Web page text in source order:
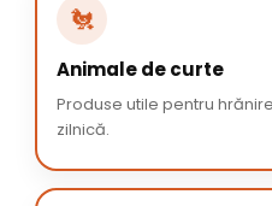
🐔
Animale de curte
Produse utile pentru
zilnică.